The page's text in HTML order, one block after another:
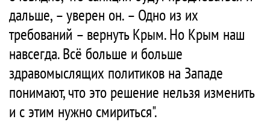
дальше, – уверен он. – Одно из их
требований – вернуть Крым. Но Крым наш
навсегда. Всё больше и больше
здравомыслящих политиков на Западе
понимают, что это решение нельзя изменить
и с этим нужно смириться".